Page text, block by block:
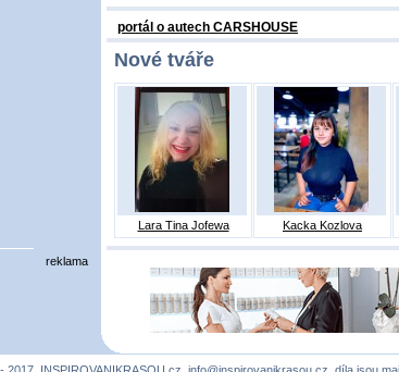
portál o autech CARSHOUSE
Nové tváře
Lara Tina Jofewa Kacka Kozlova
reklama